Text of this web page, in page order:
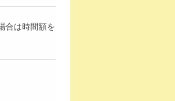
合は時間額を